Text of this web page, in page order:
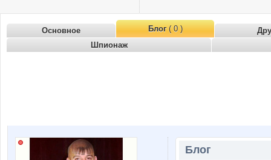
Основное Блог( 0 )
Шпионаж
Блог